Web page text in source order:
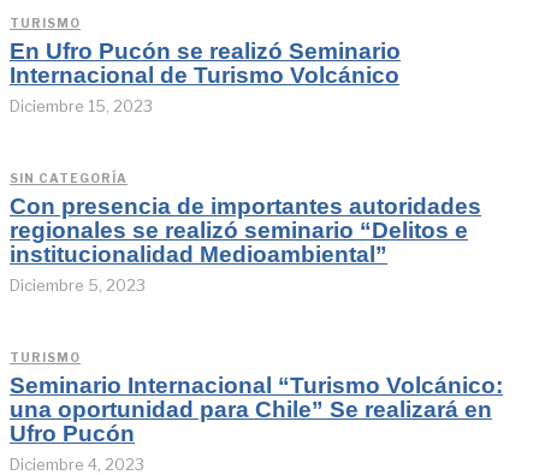
TURISMO
En Ufro Pucón se realizó Seminario
Internacional de Turismo Volcánico
Diciembre 15, 2023
SIN CATEGORÍA
Con presencia de importantes autoridades
regionales se realizó seminario “Delitos e
institucionalidad Medioambiental”
Diciembre 5, 2023
TURISMO
Seminario Internacional “Turismo Volcánico:
una oportunidad para Chile” Se realizará en
Ufro Pucón
Diciembre 4, 2023